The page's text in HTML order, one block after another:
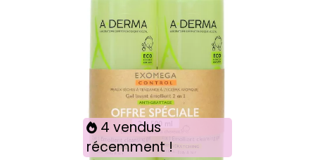
4 vendus
récemment !